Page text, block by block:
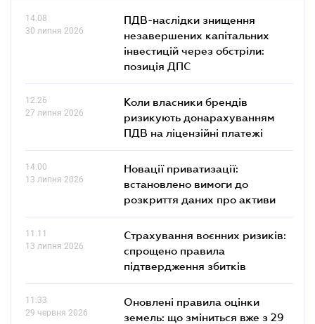
14.08
30 липня 2026
ПДВ-наслідки знищення
незавершених капітальних
інвестицій через обстріли:
позиція ДПС
12.26
27 липня 2026
Коли власники брендів
ризикують донарахуванням
ПДВ на ліцензійні платежі
14.00
13 липня 2026
Новації приватизації:
встановлено вимоги до
розкриття даних про активи
11.11
13 липня 2026
Страхування воєнних ризиків:
спрощено правила
підтвердження збитків
11.33
29 червня 2026
Оновлені правила оцінки
земель: що зміниться вже з 29